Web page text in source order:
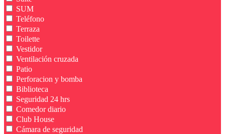
SUM
Teléfono
Terraza
Toilette
Vestidor
Ventilación cruzada
Patio
Perforacion y bomba
Biblioteca
Seguridad 24 hrs
Comedor diario
Club House
Cámara de seguridad